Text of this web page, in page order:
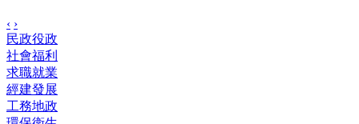
‹ ›
民政役政
社會福利
求職就業
經建發展
工務地政